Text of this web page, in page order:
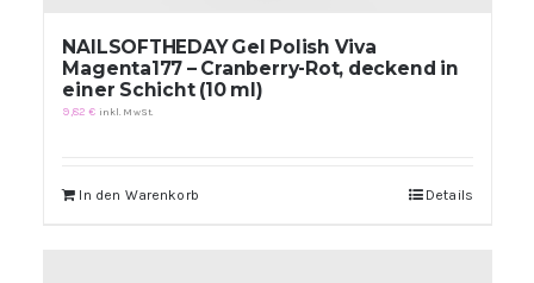
NAILSOFTHEDAY Gel Polish Viva
Magenta177 – Cranberry-Rot, deckend in
einer Schicht (10 ml)
9,82€ inkl. MwSt.
In den Warenkorb Details